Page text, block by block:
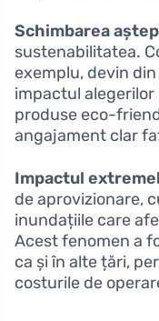
Schimbarea
sustenabilitatea.
exemplu, devin
impactul
produse eco-
angajament clar
Impactul
de aprovizionare,
inundațiile care
Acest fenomen a
ca și în alte țări,
costurile de